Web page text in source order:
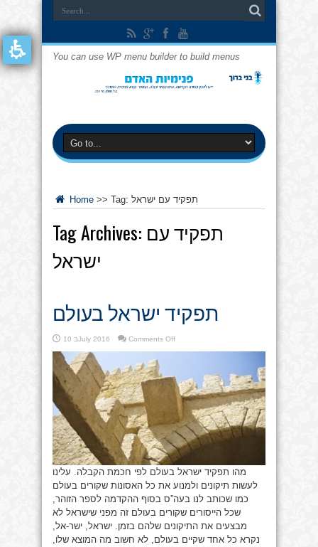
You can use WP menu builder to build menus
Home >> Tag: תפקיד עם ישראל
Tag Archives: תפקיד עם
ישראל
תפקיד ישראל בעולם
10 בJuly 2016 Comments Offon
ישראל
מהו תפקיד ישראל בעולם לפי חכמת הקבלה. עלינו
לעשות תיקונים ולמנוע את כל האסונות שקורים בעולם
כמו שכותב לנו בעה”ס בסוף ההקדמה לספר הזוהר,
שכל הייסורים שקורים בעולם זה מפני שישראל לא
מבצעים את התיקונים שלהם בזמן. ישראל, ישר-אל,
נקרא כל אחד שקיים בעולם, לא חשוב מה המוצא שלו,